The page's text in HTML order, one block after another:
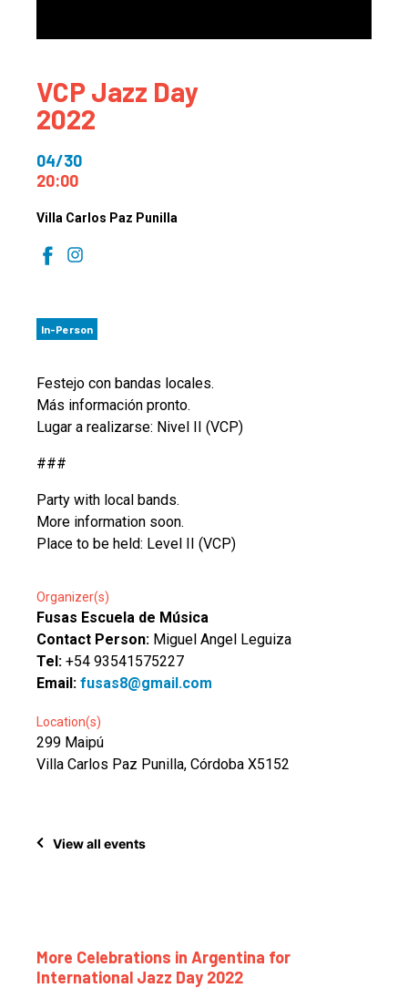
VCP Jazz Day
2022
04/30
20:00
Villa Carlos Paz Punilla
In-Person
Festejo con bandas locales.
Más información pronto.
Lugar a realizarse: Nivel II (VCP)
###
Party with local bands.
More information soon.
Place to be held: Level II (VCP)
Organizer(s)
Fusas Escuela de Música
Contact Person: Miguel Angel Leguiza
Tel: +54 93541575227
Email: fusas8@gmail.com
Location(s)
299 Maipú
Villa Carlos Paz Punilla, Córdoba X5152
View all events
More Celebrations in Argentina for
International Jazz Day 2022